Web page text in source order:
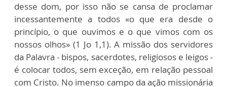
desse dom, por isso não se cansa de proclamar
incessantemente a todos «o que era desde o
princípio, o que ouvimos e o que vimos com os
nossos olhos» (1 Jo 1,1). A missão dos servidores
da Palavra - bispos, sacerdotes, religiosos e leigos -
é colocar todos, sem exceção, em relação pessoal
com Cristo. No imenso campo da ação missionária